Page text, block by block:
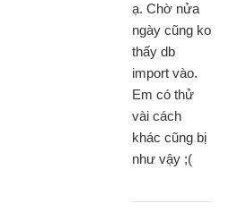
ạ. Chờ nửa
ngày cũng ko
thấy db
import vào.
Em có thử
vài cách
khác cũng bị
như vậy ;(